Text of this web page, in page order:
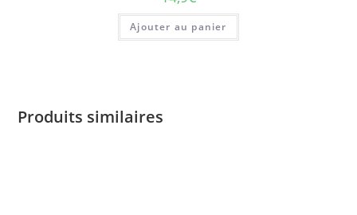
Ajouter au panier
Produits similaires